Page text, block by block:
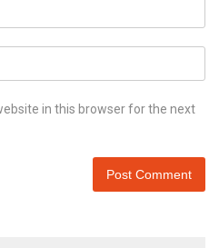
in this browser for the next